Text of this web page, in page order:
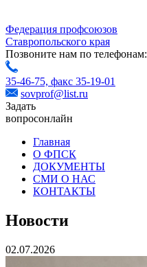
Федерация профсоюзов
Ставропольского края
Позвоните нам по телефонам:
35-46-75, факс 35-19-01
sovprof@list.ru
Задать
вопросонлайн
Главная
О ФПСК
ДОКУМЕНТЫ
СМИ О НАС
КОНТАКТЫ
Новости
02.07.2026